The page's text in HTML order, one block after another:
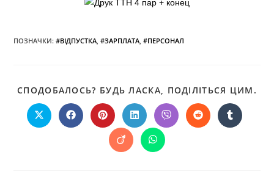
ПОЗНАЧКИ:#ВІДПУСТКА #ЗАРПЛАТА #ПЕРСОНАЛ
СПОДОБАЛОСЬ? БУДЬ ЛАСКА, ПОДІЛІТЬСЯ ЦИМ.